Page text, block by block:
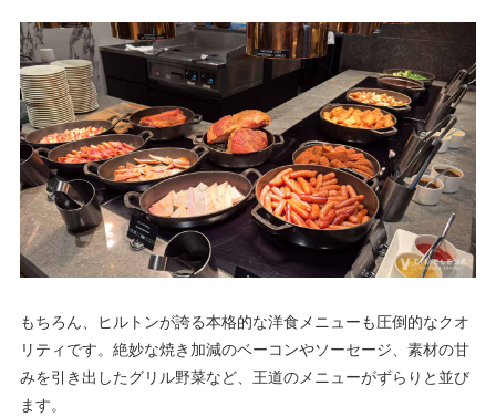
もちろん、ヒルトンが誇る本格的な洋食メニューも圧倒的なクオ
リティです。絶妙な焼き加減のベーコンやソーセージ、素材の甘
みを引き出したグリル野菜など、王道のメニューがずらりと並び
ます。